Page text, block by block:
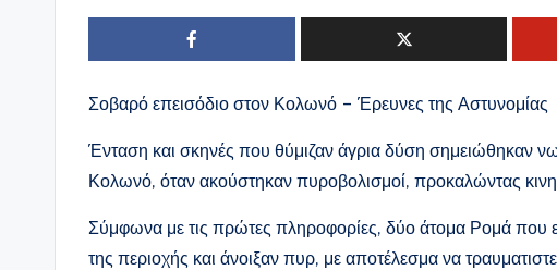
Σοβαρό επεισόδιο στον Κολωνό – Έρευνες της Αστυνομίας
Ένταση και σκηνές που θύμιζαν άγρια δύση σημειώθηκαν
Κολωνό, όταν ακούστηκαν πυροβολισμοί, προκαλώντας
Σύμφωνα με τις πρώτες πληροφορίες, δύο άτομα Ρομά που
της περιοχής και άνοιξαν πυρ, με αποτέλεσμα να